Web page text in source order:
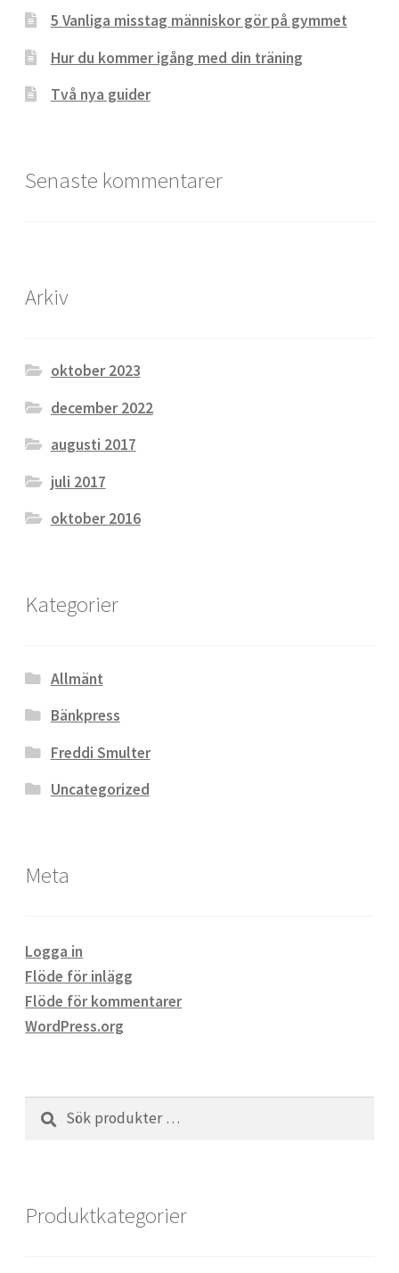
5 Vanliga misstag människor gör på gymmet
Hur du kommer igång med din träning
Två nya guider
Senaste kommentarer
Arkiv
oktober 2023
december 2022
augusti 2017
juli 2017
oktober 2016
Kategorier
Allmänt
Bänkpress
Freddi Smulter
Uncategorized
Meta
Logga in
Flöde för inlägg
Flöde för kommentarer
WordPress.org
Sök
efter:
Sök
Produktkategorier